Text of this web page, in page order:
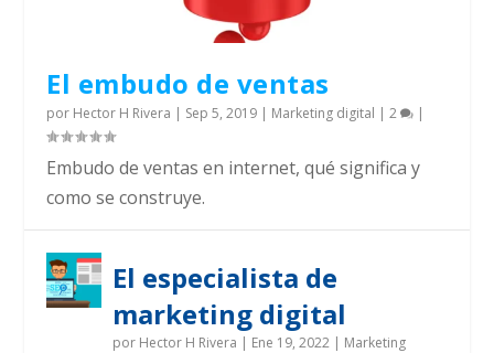
El embudo de ventas
por Hector H Rivera | Sep 5, 2019 | Marketing digital |2 |
Embudo de ventas en internet, qué significa y
como se construye.
El especialista de
marketing digital
por Hector H Rivera | Ene 19, 2022 | Marketing